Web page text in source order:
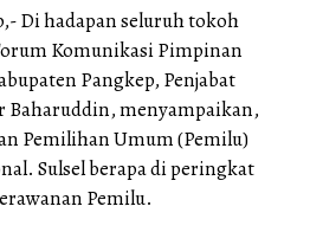
Di hadapan seluruh tokoh
Komunikasi Pimpinan
Pangkep, Penjabat
Baharuddin, menyampaikan,
Pemilihan Umum (Pemilu)
Sulsel berapa di peringkat
Pemilu.